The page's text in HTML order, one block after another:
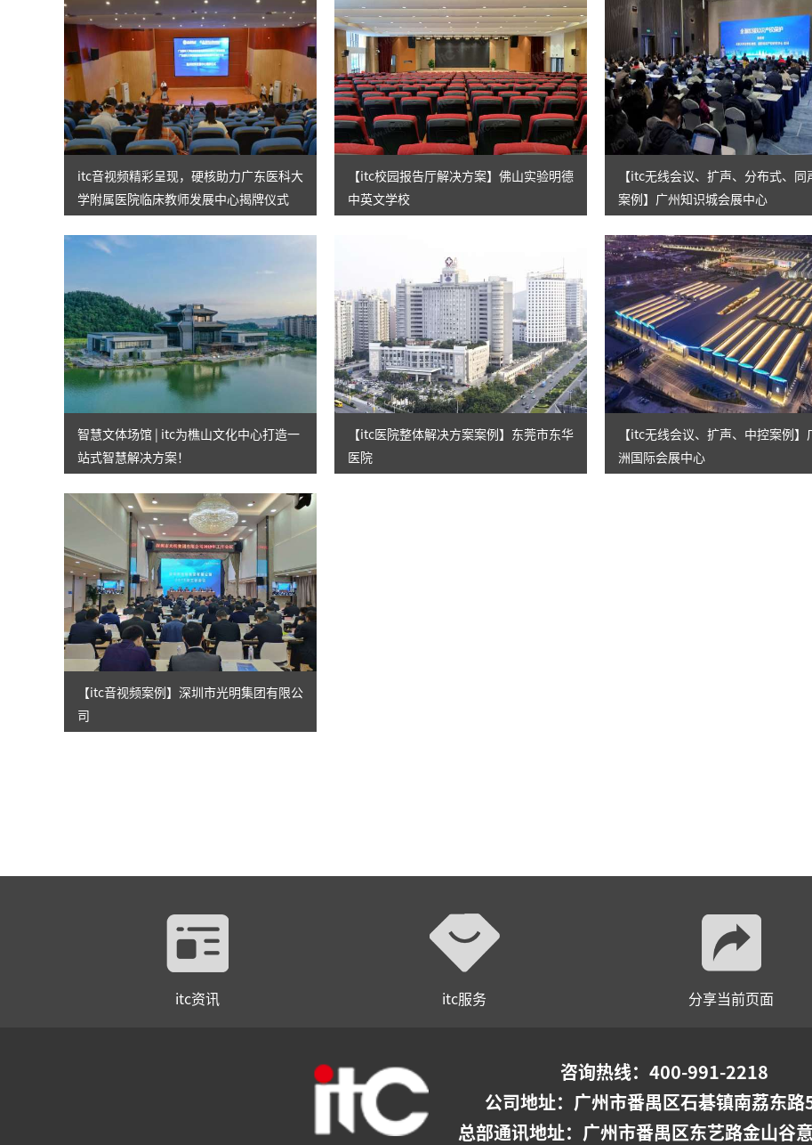
itc音视频精彩呈现，硬核助力广东医科大
学附属医院临床教师发展中心揭牌仪式
【itc校园报告厅解决方案】佛山实验明德
中英文学校
【itc无线会议、扩声、分布式、同
案例】广州知识城会展中心
智慧文体场馆 | itc为樵山文化中心打造一
站式智慧解决方案！
【itc医院整体解决方案案例】东莞市东华
医院
【itc无线会议、扩声、中控案例】
洲国际会展中心
【itc音视频案例】深圳市光明集团有限公
司
itc资讯 itc服务 分享当前页面
咨询热线：400-991-2218
公司地址： 广州市番禺区石碁镇南荔东路
总部通讯地址：广州市番禺区东艺路金山谷